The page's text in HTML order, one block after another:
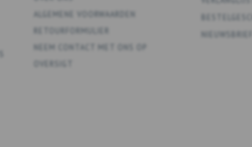
ALGEMENE VOORWAARDEN
RETOURFORMULIER
NEEM CONTACT MET ONS OP
NIEUWSBRIEF